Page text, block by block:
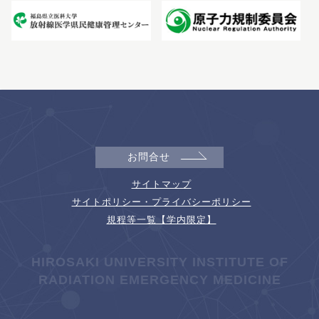
お問合せ
サイトマップ
サイトポリシー・プライバシーポリシー
規程等一覧【学内限定】
HIROSAKI UNIVERSITY INSTITUTE OF
RADIATION EMERGENCY MEDICINE